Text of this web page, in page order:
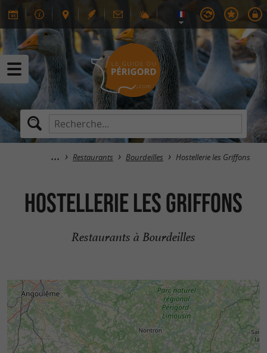
Restaurants Bourdeilles Hostellerie les Griffons
Hostellerie les Griffons
Restaurants à Bourdeilles